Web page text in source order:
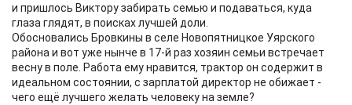
и пришлось Виктору забирать семью и подаваться, куда
глаза глядят, в поисках лучшей доли.
Обосновались Бровкины в селе Новопятницкое Уярского
района и вот уже нынче в 17-й раз хозяин семьи встречает
весну в поле. Работа ему нравится, трактор он содержит в
идеальном состоянии, с зарплатой директор не обижает -
чего ещё лучшего желать человеку на земле?